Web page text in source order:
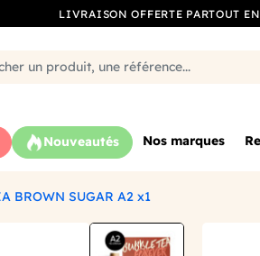
LIVRAISON OFFERTE PARTOUT
Nouveautés Nos marques
BROWN SUGAR A2 x1